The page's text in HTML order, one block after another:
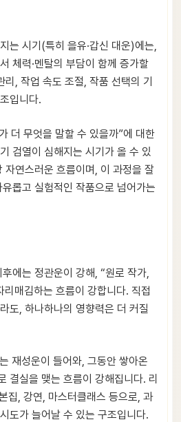
는 시기(특히 을유·갑신 대운)에는,
체력·멘탈의 부담이 함께 증가할
, 작업 속도 조절, 작품 선택의 기
입니다.
더 무엇을 말할 수 있을까”에 대한
검열이 심해지는 시기가 올 수 있
자연스러운 흐름이며, 이 과정을 잘
롭고 실험적인 작품으로 넘어가는
에는 정관운이 강해, “원로 작가,
리매김하는 흐름이 강합니다. 직접
도, 하나하나의 영향력은 더 커질
재성운이 들어와, 그동안 쌓아온
결실을 맺는 흐름이 강해집니다. 리
집, 강연, 마스터클래스 등으로, 과
도가 늘어날 수 있는 구조입니다.